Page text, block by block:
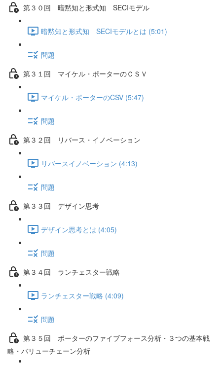
第３０回 暗黙知と形式知 SECIモデル
暗黙知と形式知 SECIモデルとは (5:01)
問題
第３１回 マイケル・ポーターのＣＳＶ
マイケル・ポーターのCSV (5:47)
問題
第３２回 リバース・イノベーション
リバースイノベーション (4:13)
問題
第３３回 デザイン思考
デザイン思考とは (4:05)
問題
第３４回 ランチェスター戦略
ランチェスター戦略 (4:09)
問題
第３５回 ポーターのファイブフォース分析・３つの基本戦
略・バリューチェーン分析